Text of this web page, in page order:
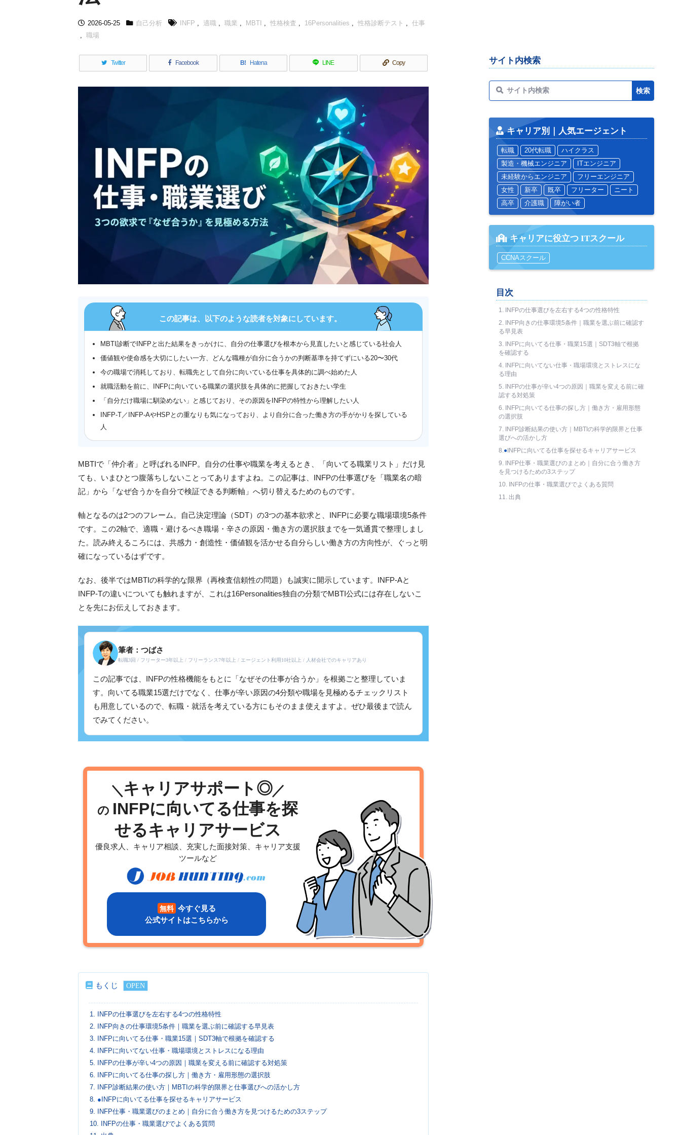
2026-05-25 自己分析 INFP , 適職 , 職業 , MBTI , 性格検査 , 16Personalities , 性格診断テスト , 仕事
, 職場
Twitter Facebook B! Hatena LINE Copy
この記事は、以下のような読者を対象にしています。
MBTI診断でINFPと出た結果をきっかけに、自分の仕事選びを根本から見直したいと感じている社会人
価値観や使命感を大切にしたい一方、どんな職種が自分に合うかの判断基準を持てずにいる20〜30代
今の職場で消耗しており、転職先として自分に向いている仕事を具体的に調べ始めた人
就職活動を前に、INFPに向いている職業の選択肢を具体的に把握しておきたい学生
「自分だけ職場に馴染めない」と感じており、その原因をINFPの特性から理解したい人
INFP-T／INFP-AやHSPとの重なりも気になっており、より自分に合った働き方の手がかりを探している
人
MBTIで「仲介者」と呼ばれるINFP。自分の仕事や職業を考えるとき、「向いてる職業リスト」だけ見
ても、いまひとつ腹落ちしないことってありますよね。この記事は、INFPの仕事選びを「職業名の暗
記」から「なぜ合うかを自分で検証できる判断軸」へ切り替えるためのものです。
軸となるのは2つのフレーム。自己決定理論（SDT）の3つの基本欲求と、INFPに必要な職場環境5条件
です。この2軸で、適職・避けるべき職場・辛さの原因・働き方の選択肢までを一気通貫で整理しまし
た。読み終えるころには、共感力・創造性・価値観を活かせる自分らしい働き方の方向性が、ぐっと明
確になっているはずです。
なお、後半ではMBTIの科学的な限界（再検査信頼性の問題）も誠実に開示しています。INFP-Aと
INFP-Tの違いについても触れますが、これは16Personalities独自の分類でMBTI公式には存在しないこ
とを先にお伝えしておきます。
筆者： つばさ
転職3回 / フリーター3年以上 / フリーランス7年以上 / エージェント利用10社以上 / 人材会社でのキャリアあり
この記事では、INFPの性格機能をもとに「なぜその仕事が合うか」を根拠ごと整理していま
す。向いてる職業15選だけでなく、仕事が辛い原因の4分類や職場を見極めるチェックリスト
も用意しているので、転職・就活を考えている方にもそのまま使えますよ。ぜひ最後まで読ん
でみてください。
キャリアサポート◎
の INFPに向いてる仕事を探
せるキャリアサービス
優良求人、キャリア相談、充実した面接対策、キャリア支援
ツールなど
無料 今すぐ見る
公式サイトはこちらから
もくじ
1.
INFPの仕事選びを左右する4つの性格特性
2. INFP向きの仕事環境5条件｜職業を選ぶ前に確認する早見表
3. INFPに向いてる仕事・職業15選｜SDT3軸で根拠を確認する
4. INFPに向いてない仕事・職場環境とストレスになる理由
5. INFPの仕事が辛い4つの原因｜職業を変える前に確認する対処策
6. INFPに向いてる仕事の探し方｜働き方・雇用形態の選択肢
7. INFP診断結果の使い方｜MBTIの科学的限界と仕事選びへの活かし方
8. ●INFPに向いてる仕事を探せるキャリアサービス
9. INFP仕事・職業選びのまとめ｜自分に合う働き方を見つけるための3ステップ
10. INFPの仕事・職業選びでよくある質問
サイト内検索
キャリア別｜人気エージェント
転職 20代転職
ハイクラス
製造・機械エンジニア
ITエンジニア
未経験からエンジニア
フリーエンジニア
女性
新卒 既卒 フリーター
ニート
高卒
介護職 障がい者
キャリアに役立つ ITスクール
CCNAスクール
目次
1. INFPの仕事選びを左右する4つの性格特性
2. INFP向きの仕事環境5条件｜職業を選ぶ前に確認す
る早見表
3. INFPに向いてる仕事・職業15選｜SDT3軸で根拠
を確認する
4. INFPに向いてない仕事・職場環境とストレスにな
る理由
5. INFPの仕事が辛い4つの原因｜職業を変える前に確
認する対処策
6. INFPに向いてる仕事の探し方｜働き方・雇用形態
の選択肢
7. INFP診断結果の使い方｜MBTIの科学的限界と仕事
選びへの活かし方
8.● INFPに向いてる仕事を探せるキャリアサービス
9. INFP仕事・職業選びのまとめ｜自分に合う働き方
を見つけるための3ステップ
10. INFPの仕事・職業選びでよくある質問
11. 出典